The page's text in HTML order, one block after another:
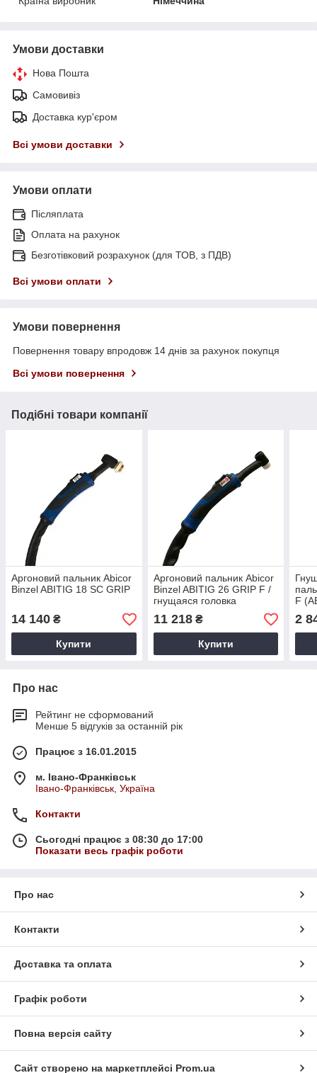
Умови доставки
Нова Пошта
Самовивіз
Доставка кур'єром
Всі умови доставки
Умови оплати
Післяплата
Оплата на рахунок
Безготівковий розрахунок (для ТОВ, з ПДВ)
Всі умови оплати
Умови повернення
Повернення товару впродовж 14 днів за рахунок покупця
Всі умови повернення
Подібні товари компанії
Аргоновий пальник Abicor
Binzel ABITIG 18 SC GRIP
14 140 ₴
Купити
Аргоновий пальник Abicor
Binzel ABITIG 26 GRIP F /
гнущаяся головка
11 218₴
Купити
F
2
Про нас
Рейтинг не сформований
Менше 5 відгуків за останній рік
Працює з 16.01.2015
м. Івано-Франківськ
Івано-Франківськ, Україна
Контакти
Сьогодні працює з 08:30 до 17:00
Показати весь графік роботи
Про нас
Контакти
Доставка та оплата
Графік роботи
Повна версія сайту
Сайт створено на маркетплейсі Prom.ua